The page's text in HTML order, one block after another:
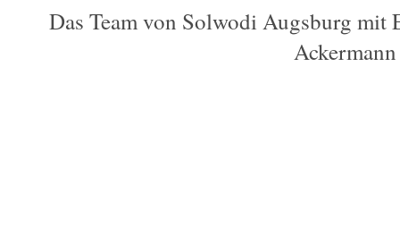
Das Team von Solwodi Augsburg mit
Ackermann